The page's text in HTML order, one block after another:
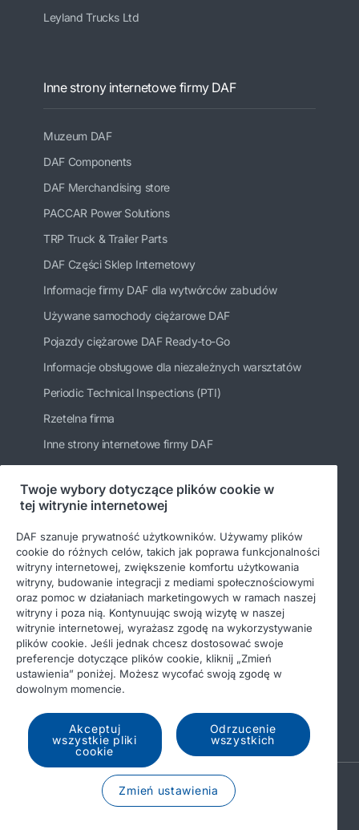
Leyland Trucks Ltd
Inne strony internetowe firmy DAF
Muzeum DAF
DAF Components
DAF Merchandising store
PACCAR Power Solutions
TRP Truck & Trailer Parts
DAF Części Sklep Internetowy
Informacje firmy DAF dla wytwórców zabudów
Używane samochody ciężarowe DAF
Pojazdy ciężarowe DAF Ready-to-Go
Informacje obsługowe dla niezależnych warsztatów
Periodic Technical Inspections (PTI)
Rzetelna firma
Inne strony internetowe firmy DAF
Bądź na bieżąco
© 2026 DAF
Nota prawna
Ochrona danych osobowych
DAF i pliki cookie
Income Tax Report
A PACCAR COMPANY
DRIVEN BY QUALITY
Twoje wybory dotyczące plików cookie w
tej witrynie internetowej
DAF szanuje prywatność użytkowników. Używamy plików
cookie do różnych celów, takich jak poprawa funkcjonalności
witryny internetowej, zwiększenie komfortu użytkowania
witryny, budowanie integracji z mediami społecznościowymi
oraz pomoc w działaniach marketingowych w ramach naszej
witryny i poza nią. Kontynuując swoją wizytę w naszej
witrynie internetowej, wyrażasz zgodę na wykorzystywanie
plików cookie. Jeśli jednak chcesz dostosować swoje
preferencje dotyczące plików cookie, kliknij „Zmień
ustawienia” poniżej. Możesz wycofać swoją zgodę w
dowolnym momencie.
Akceptuj
wszystkie pliki
cookie
Odrzucenie
wszystkich
Zmień ustawienia